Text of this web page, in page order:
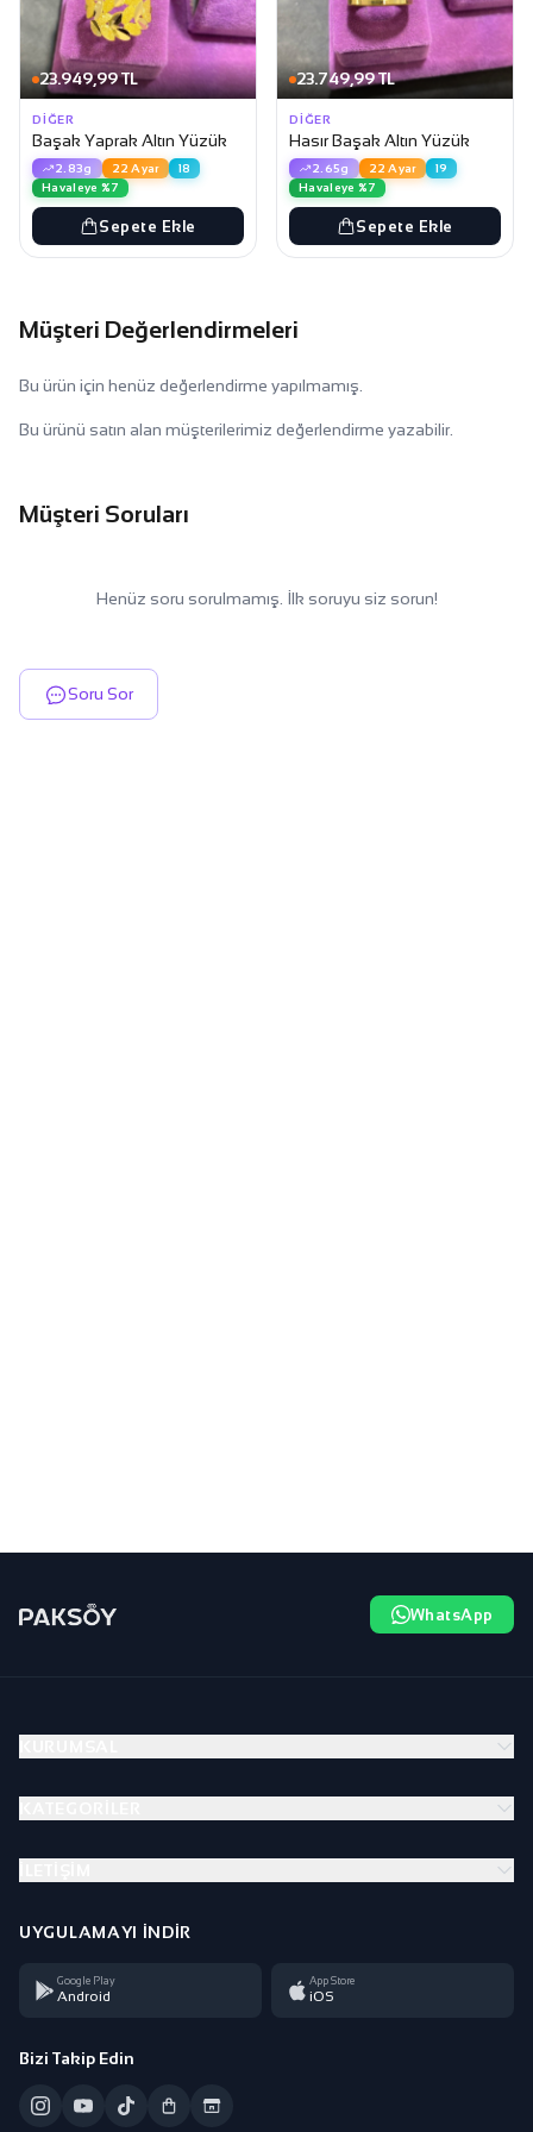
23.949,99 TL
DIĞER
Başak Yaprak Altın Yüzük
2.83g 22 Ayar
18
Havaleye %7
Sepete Ekle
23.749,99 TL
DIĞER
Hasır Başak Altın Yüzük
2.65g 22 Ayar
19
Havaleye %7
Sepete Ekle
Müşteri Değerlendirmeleri
Bu ürün için henüz değerlendirme yapılmamış.
Bu ürünü satın alan müşterilerimiz değerlendirme yazabilir.
Müşteri Soruları
Henüz soru sorulmamış. İlk soruyu siz sorun!
Soru Sor
WhatsApp
UYGULAMAYI İNDIR
Google Play
Android
App Store
iOS
Bizi Takip Edin